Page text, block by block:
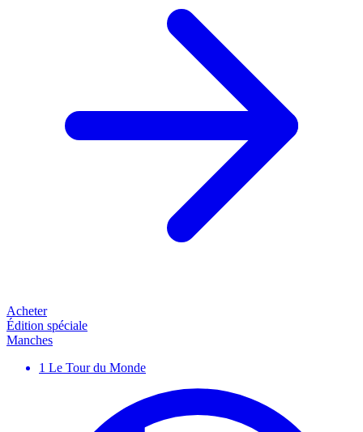
Acheter
Édition spéciale
Manches
1 Le Tour du Monde